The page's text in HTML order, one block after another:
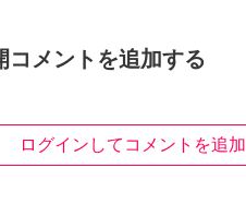
コメントを追加する
ログインしてコメントを追加